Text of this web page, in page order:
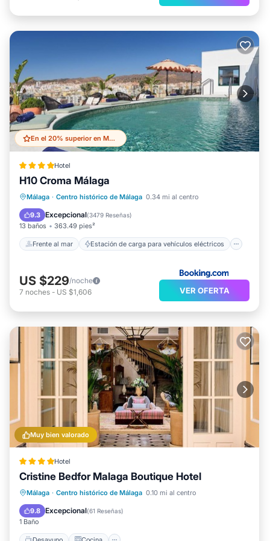
En el 20% superior en Malaga Historic Centre
Hotel
H10 Croma Málaga
Málaga · Centro histórico de Málaga 0.34 mi al centro
9.3 Excepcional(3479 Reseñas)
13 baños 363.49 pies²
Frente al mar Estación de carga para vehículos eléctricos
Frente al mar
Estación de carga para vehículos eléctricos
Aparcamiento
Piscina
US $229/noche
7 noches - US $1,606 VER OFERTA
Muy bien valorado
Hotel
Cristine Bedfor Malaga Boutique Hotel
Málaga · Centro histórico de Málaga 0.10 mi al centro
9.8 Excepcional(61 Reseñas)
1 Baño
Desayuno
Cocina
Aire acondicionado